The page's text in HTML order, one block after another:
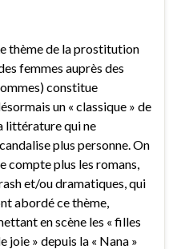
thème de la prostitution
femmes auprès des
constitue
un « classique » de
littérature qui ne
plus personne. On
compte plus les romans,
et/ou dramatiques, qui
abordé ce thème,
en scène les « filles
joie » depuis la « Nana »